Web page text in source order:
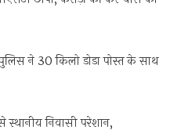
ने 30 किलो डोडा पोस्त के साथ
निवासी परेशान,